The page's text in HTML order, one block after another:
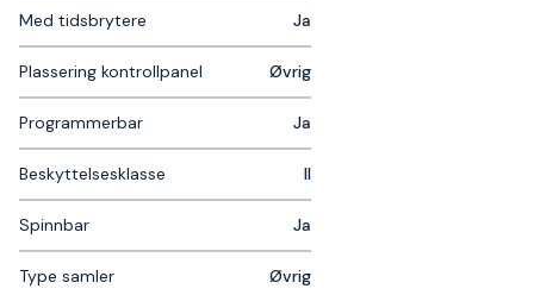
Med tidsbrytere Ja
Plassering kontrollpanel Øvrig
Programmerbar Ja
Beskyttelsesklasse II
Spinnbar Ja
Type samler Øvrig